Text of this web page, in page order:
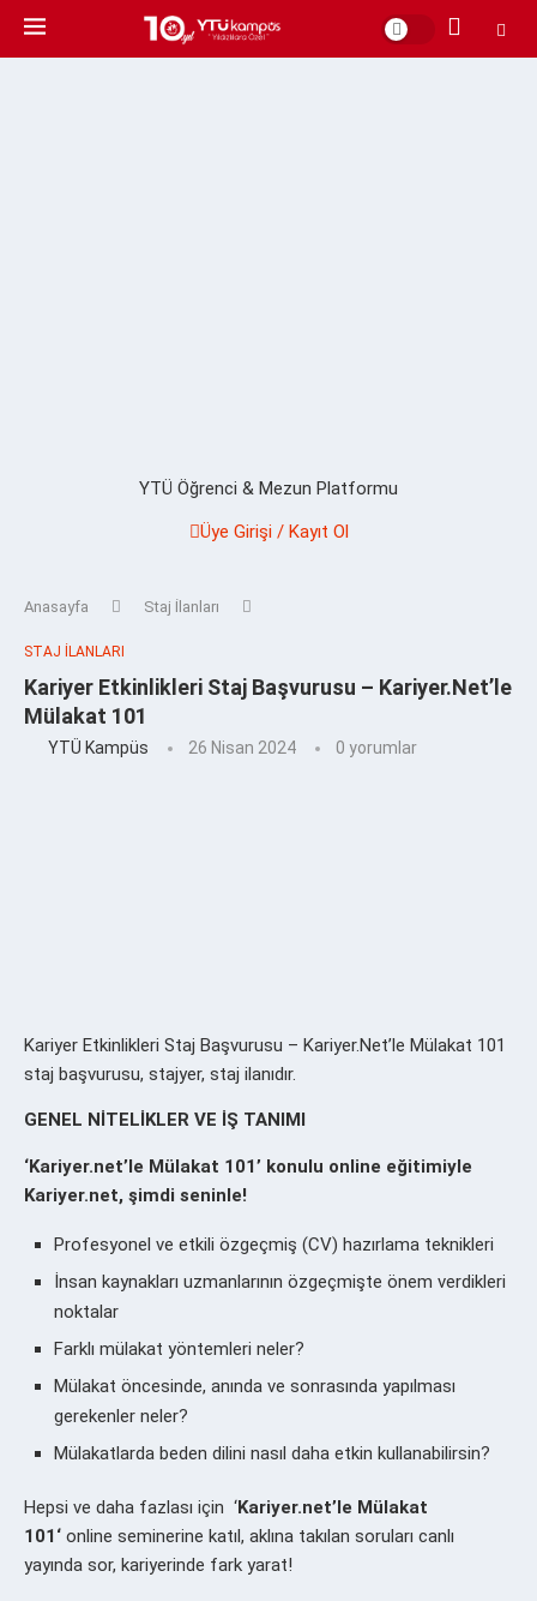
YTÜ Öğrenci & Mezun Platformu
Üye Girişi / Kayıt Ol
Anasayfa Staj İlanları
STAJ İLANLARI
Kariyer Etkinlikleri Staj Başvurusu – Kariyer.Net’le
Mülakat 101
YTÜ Kampüs 26 Nisan 2024 0 yorumlar
Kariyer Etkinlikleri Staj Başvurusu – Kariyer.Net’le Mülakat 101
staj başvurusu, stajyer, staj ilanıdır.
GENEL NİTELİKLER VE İŞ TANIMI
‘Kariyer.net’le Mülakat 101’ konulu online eğitimiyle
Kariyer.net, şimdi seninle!
Profesyonel ve etkili özgeçmiş (CV) hazırlama teknikleri
İnsan kaynakları uzmanlarının özgeçmişte önem verdikleri
noktalar
Farklı mülakat yöntemleri neler?
Mülakat öncesinde, anında ve sonrasında yapılması
gerekenler neler?
Mülakatlarda beden dilini nasıl daha etkin kullanabilirsin?
Hepsi ve daha fazlası için ‘Kariyer.net’le Mülakat
101 ‘ online seminerine katıl, aklına takılan soruları canlı
yayında sor, kariyerinde fark yarat!